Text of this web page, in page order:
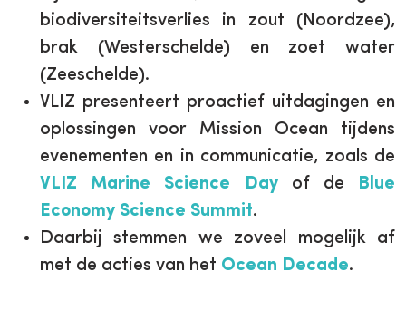
biodiversiteitsverlies in zout (Noordzee),
brak (Westerschelde) en zoet water
(Zeeschelde).
VLIZ presenteert proactief uitdagingen en
oplossingen voor Mission Ocean tijdens
evenementen en in communicatie, zoals de
VLIZ Marine Science Dayof de Blue
Economy Science Summit.
Daarbij stemmen we zoveel mogelijk af
met de acties van het Ocean Decade.